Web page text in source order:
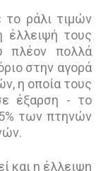
το ράλι τιμών
έλλειψή τους
πλέον πολλά
στην αγορά
η οποία τους
έξαρση - το
των πτηνών
και η έλλειψη